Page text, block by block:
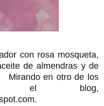
con rosa mosqueta,
de almendras y de
Mirando en otro de los
el blog,